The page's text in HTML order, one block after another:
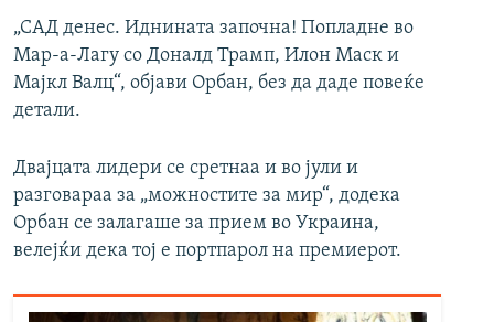
„САД денес. Иднината започна! Попладне во
Мар-а-Лагу со Доналд Трамп, Илон Маск и
Мајкл Валц“, објави Орбан, без да даде повеќе
детали.
Двајцата лидери се сретнаа и во јули и
разговараа за „можностите за мир“, додека
Орбан се залагаше за прием во Украина,
велејќи дека тој е портпарол на премиерот.